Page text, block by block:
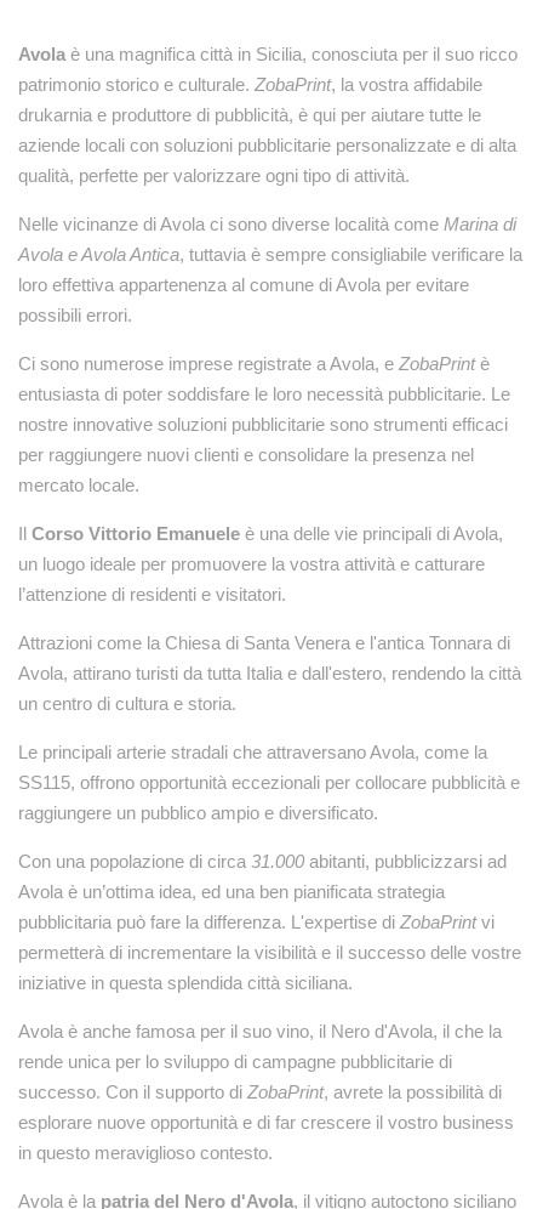
Avola è una magnifica città in Sicilia, conosciuta per il suo ricco
patrimonio storico e culturale. ZobaPrint, la vostra affidabile
drukarnia e produttore di pubblicità, è qui per aiutare tutte le
aziende locali con soluzioni pubblicitarie personalizzate e di alta
qualità, perfette per valorizzare ogni tipo di attività.
Nelle vicinanze di Avola ci sono diverse località come Marina di
Avola e Avola Antica, tuttavia è sempre consigliabile verificare la
loro effettiva appartenenza al comune di Avola per evitare
possibili errori.
Ci sono numerose imprese registrate a Avola, e ZobaPrintè
entusiasta di poter soddisfare le loro necessità pubblicitarie. Le
nostre innovative soluzioni pubblicitarie sono strumenti efficaci
per raggiungere nuovi clienti e consolidare la presenza nel
mercato locale.
Il Corso Vittorio Emanuele è una delle vie principali di Avola,
un luogo ideale per promuovere la vostra attività e catturare
l’attenzione di residenti e visitatori.
Attrazioni come la Chiesa di Santa Venera e l'antica Tonnara di
Avola, attirano turisti da tutta Italia e dall'estero, rendendo la città
un centro di cultura e storia.
Le principali arterie stradali che attraversano Avola, come la
SS115, offrono opportunità eccezionali per collocare pubblicità e
raggiungere un pubblico ampio e diversificato.
Con una popolazione di circa 31.000 abitanti, pubblicizzarsi ad
Avola è un’ottima idea, ed una ben pianificata strategia
pubblicitaria può fare la differenza. L'expertise di ZobaPrintvi
permetterà di incrementare la visibilità e il successo delle vostre
iniziative in questa splendida città siciliana.
Avola è anche famosa per il suo vino, il Nero d'Avola, il che la
rende unica per lo sviluppo di campagne pubblicitarie di
successo. Con il supporto di ZobaPrint, avrete la possibilità di
esplorare nuove opportunità e di far crescere il vostro business
in questo meraviglioso contesto.
Avola è la patria del Nero d'Avola, il vitigno autoctono siciliano